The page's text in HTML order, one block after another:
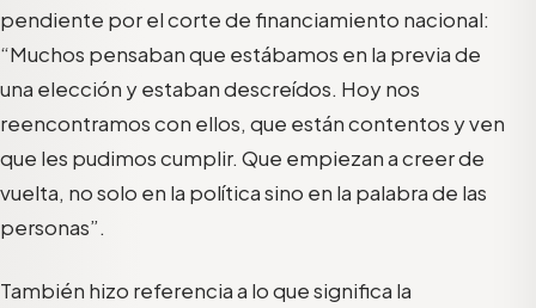
pendiente por el corte de financiamiento nacional:
“Muchos pensaban que estábamos en la previa de
una elección y estaban descreídos. Hoy nos
reencontramos con ellos, que están contentos y ven
que les pudimos cumplir. Que empiezan a creer de
vuelta, no solo en la política sino en la palabra de las
personas”.
También hizo referencia a lo que significa la